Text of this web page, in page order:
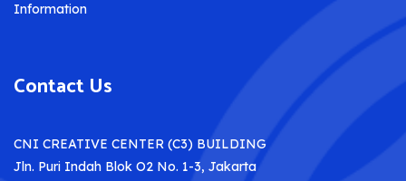
Information
Contact Us
CNI CREATIVE CENTER (C3) BUILDING
Jln. Puri Indah Blok O2 No. 1-3, Jakarta